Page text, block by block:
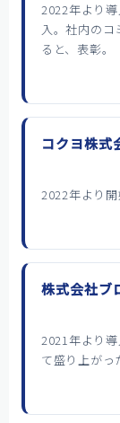
2022年より
入。社内のコ
ると、表彰。
コクヨ株式
2022年より開
株式会社ブ
2021年より
て盛り上がっ